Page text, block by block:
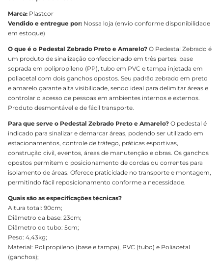
Marca: Plastcor
Vendido e entregue por: Nossa loja (envio conforme disponibilidade
em estoque)
O que é o Pedestal Zebrado Preto e Amarelo? O Pedestal Zebrado é
um produto de sinalização confeccionado em três partes: base
soprada em polipropileno (PP), tubo em PVC e tampa injetada em
poliacetal com dois ganchos opostos. Seu padrão zebrado em preto
e amarelo garante alta visibilidade, sendo ideal para delimitar áreas e
controlar o acesso de pessoas em ambientes internos e externos.
Produto desmontável e de fácil transporte.
Para que serve o Pedestal Zebrado Preto e Amarelo? O pedestal é
indicado para sinalizar e demarcar áreas, podendo ser utilizado em
estacionamentos, controle de tráfego, práticas esportivas,
construção civil, eventos, áreas de manutenção e obras. Os ganchos
opostos permitem o posicionamento de cordas ou correntes para
isolamento de áreas. Oferece praticidade no transporte e montagem,
permitindo fácil reposicionamento conforme a necessidade.
Quais são as especificações técnicas?
Altura total: 90cm;
Diâmetro da base: 23cm;
Diâmetro do tubo: 5cm;
Peso: 4,43kg;
Material: Polipropileno (base e tampa), PVC (tubo) e Poliacetal
(ganchos);